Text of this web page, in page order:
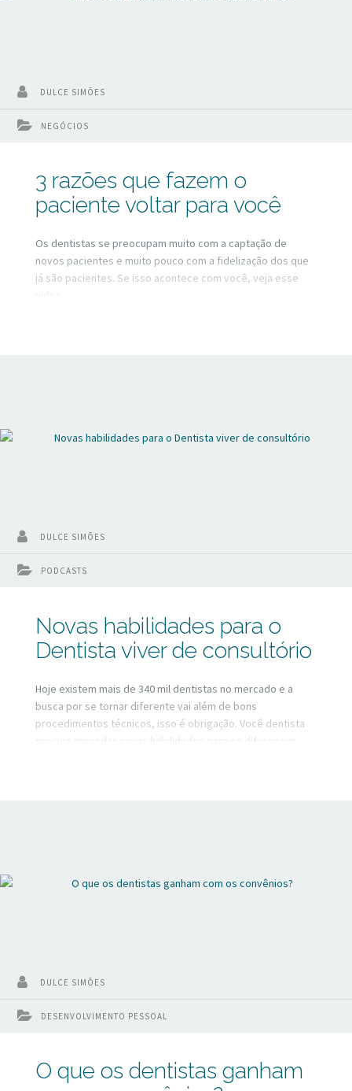
NEGÓCIOS
DULCE SIMÕES
3 razões que fazem o
paciente voltar para você
Os dentistas se preocupam muito com a captação de
novos pacientes e muito pouco com a fidelização dos que
já são pacientes. Se isso acontece com você, veja esse
vídeo.
PODCASTS
DULCE SIMÕES
Novas habilidades para o
Dentista viver de consultório
Hoje existem mais de 340 mil dentistas no mercado e a
busca por se tornar diferente vai além de bons
procedimentos técnicos, isso é obrigação. Você dentista
precisa aprender novas habilidades para se diferenciar
DESENVOLVIMENTO PESSOAL
DULCE SIMÕES
O que os dentistas ganham